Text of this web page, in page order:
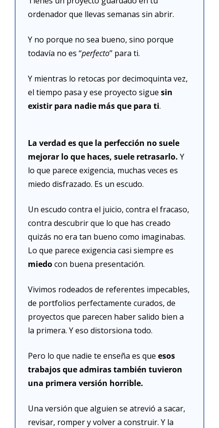
ordenador que llevas semanas sin abrir.
Y no porque no sea bueno, sino porque
todavía no es ‘‘perfecto’’ para ti.
Y mientras lo retocas por decimoquinta vez,
el tiempo pasa y ese proyecto sigue sin
existir para nadie más que para ti.
La verdad es que la perfección no suele
mejorar lo que haces, suele retrasarlo. Y
lo que parece exigencia, muchas veces es
miedo disfrazado. Es un escudo.
Un escudo contra el juicio, contra el fracaso,
contra descubrir que lo que has creado
quizás no era tan bueno como imaginabas.
miedo con buena presentación.
Vivimos rodeados de referentes impecables,
de portfolios perfectamente curados, de
proyectos que parecen haber salido bien a
la primera. Y eso distorsiona todo.
Pero lo que nadie te enseña es que esos
trabajos que admiras también tuvieron
una primera versión horrible.
Una versión que alguien se atrevió a sacar,
revisar, romper y volver a construir. Y la